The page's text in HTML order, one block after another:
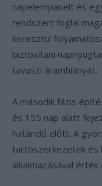
napelempanelt és
rendszert foglal
keresztül
biztosítani
tavaszi áramhiányát.
A második fázis
és 155 nap alatt
határidő előtt. A
tartószerkezetek és
alkalmazásával érték